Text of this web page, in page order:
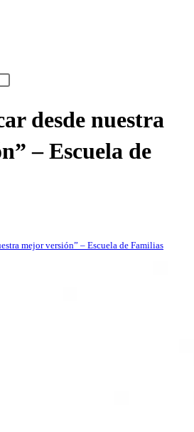
desde nuestra
– Escuela de
mejor versión” – Escuela de Familias